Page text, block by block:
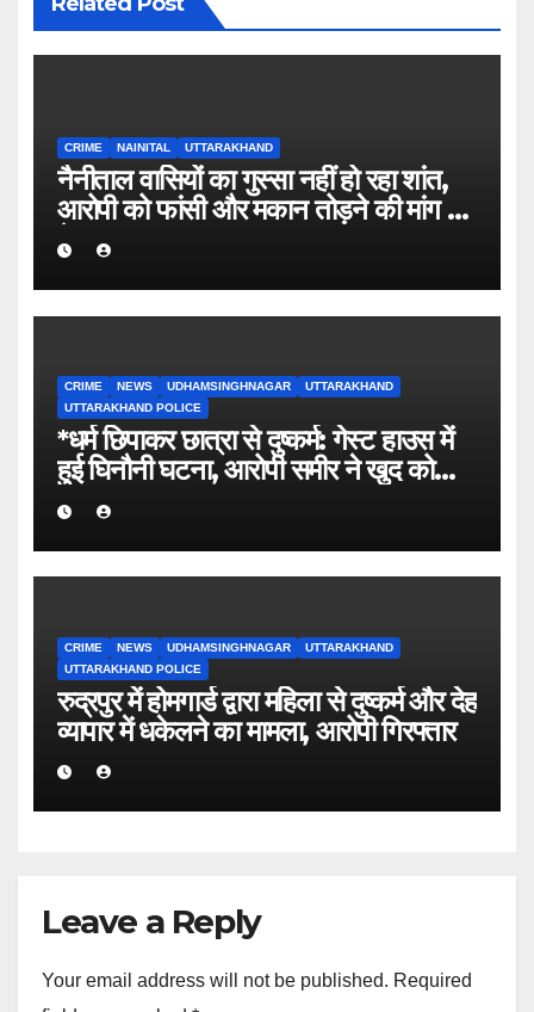
CRIME NAINITAL UTTARAKHAND
नैनीताल वासियों का गुस्सा नहीं हो रहा शांत,
आरोपी को फांसी और मकान तोड़ने की मांग हुई
तेज
CRIME NEWS UDHAMSINGHNAGAR
UTTARAKHAND
UTTARAKHAND POLICE
*धर्म छिपाकर छात्रा से दुष्कर्म: गेस्ट हाउस में
हुई घिनौनी घटना, आरोपी समीर ने खुद को
बताया था सूरज।*
CRIME NEWS UDHAMSINGHNAGAR
UTTARAKHAND
UTTARAKHAND POLICE
रुद्रपुर में होमगार्ड द्वारा महिला से दुष्कर्म और देह
व्यापार में धकेलने का मामला, आरोपी गिरफ्तार
Leave a Reply
Your email address will not be published. Required